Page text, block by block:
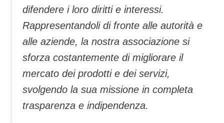
difendere i loro diritti e interessi.
Rappresentandoli di fronte alle autorità e
alle aziende, la nostra associazione si
sforza costantemente di migliorare il
mercato dei prodotti e dei servizi,
svolgendo la sua missione in completa
trasparenza e indipendenza.